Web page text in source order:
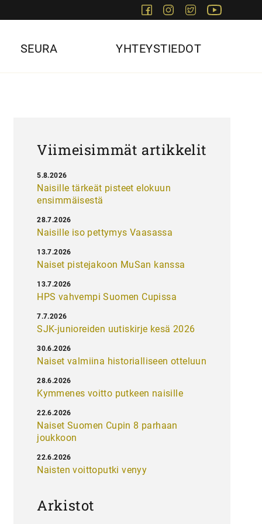
FacebookInstagram
Twitter
SEURA YHTEYSTIEDOT
Viimeisimmät artikkelit
Naisille tärkeät pisteet elokuun
ensimmäisestä
5.8.2026
Naisille iso pettymys Vaasassa
28.7.2026
Naiset pistejakoon MuSan kanssa
13.7.2026
HPS vahvempi Suomen Cupissa
13.7.2026
SJK-junioreiden uutiskirje kesä 2026
7.7.2026
Naiset valmiina historialliseen otteluun
30.6.2026
Kymmenes voitto putkeen naisille
28.6.2026
Naiset Suomen Cupin 8 parhaan
joukkoon
22.6.2026
Naisten voittoputki venyy
22.6.2026
Arkistot